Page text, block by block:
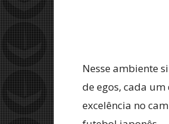
Nesse ambiente
de egos, cada
excelência no